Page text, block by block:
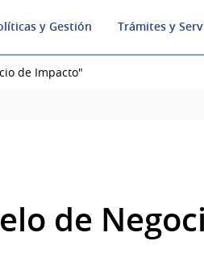
y Gestión Trámites y
de Impacto"
de